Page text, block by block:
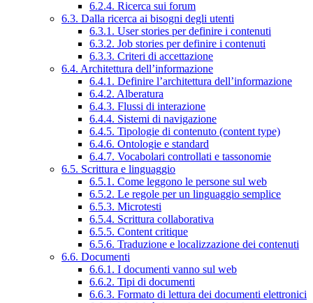
6.2.4. Ricerca sui forum
6.3. Dalla ricerca ai bisogni degli utenti
6.3.1. User stories per definire i contenuti
6.3.2. Job stories per definire i contenuti
6.3.3. Criteri di accettazione
6.4. Architettura dell’informazione
6.4.1. Definire l’architettura dell’informazione
6.4.2. Alberatura
6.4.3. Flussi di interazione
6.4.4. Sistemi di navigazione
6.4.5. Tipologie di contenuto (content type)
6.4.6. Ontologie e standard
6.4.7. Vocabolari controllati e tassonomie
6.5. Scrittura e linguaggio
6.5.1. Come leggono le persone sul web
6.5.2. Le regole per un linguaggio semplice
6.5.3. Microtesti
6.5.4. Scrittura collaborativa
6.5.5. Content critique
6.5.6. Traduzione e localizzazione dei contenuti
6.6. Documenti
6.6.1. I documenti vanno sul web
6.6.2. Tipi di documenti
6.6.3. Formato di lettura dei documenti elettronici